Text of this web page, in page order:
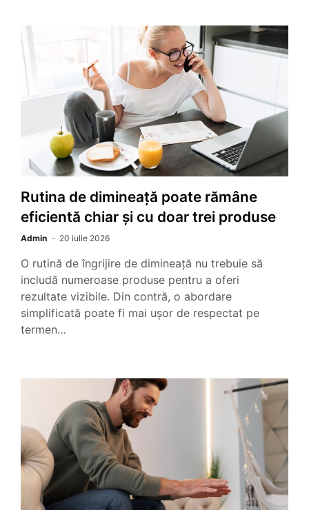
Rutina de dimineață poate rămâne
eficientă chiar și cu doar trei produse
Admin 20 iulie 2026
O rutină de îngrijire de dimineață nu trebuie să
includă numeroase produse pentru a oferi
rezultate vizibile. Din contră, o abordare
simplificată poate fi mai ușor de respectat pe
termen…